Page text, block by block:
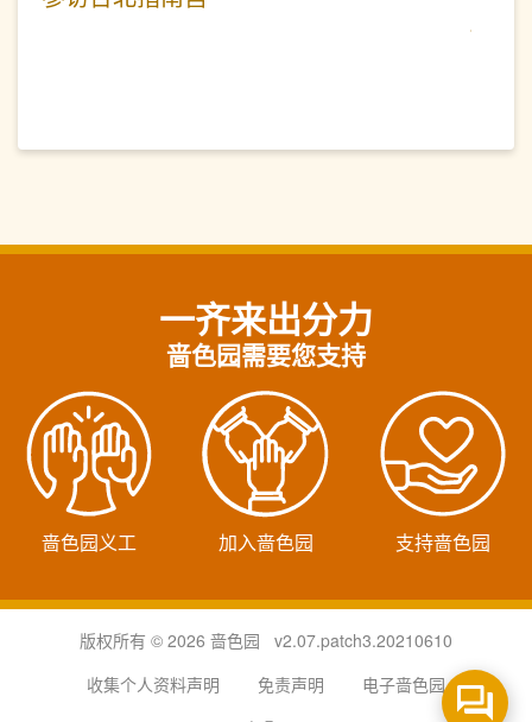
一齐来出分力
啬色园需要您支持
啬色园义工 加入啬色园 支持啬色园
版权所有 © 2026 啬色园 v2.07.patch3.20210610
收集个人资料声明
免责声明
电子啬色园